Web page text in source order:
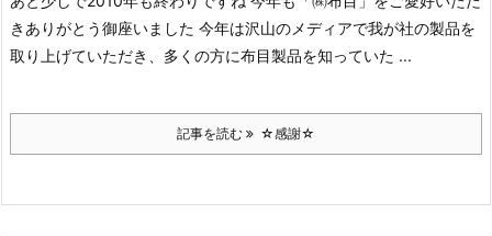
きありがとう御座いました 今年は沢山のメディアで我が社の製品を
取り上げていただき、多くの方に布目製品を知っていた ...
記事を読む ☆感謝☆